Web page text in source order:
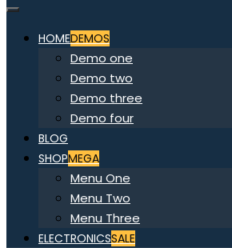
HOMEDEMOS
Demo one
Demo two
Demo three
Demo four
BLOG
SHOPMEGA
Menu One
Menu Two
Menu Three
ELECTRONICSSALE